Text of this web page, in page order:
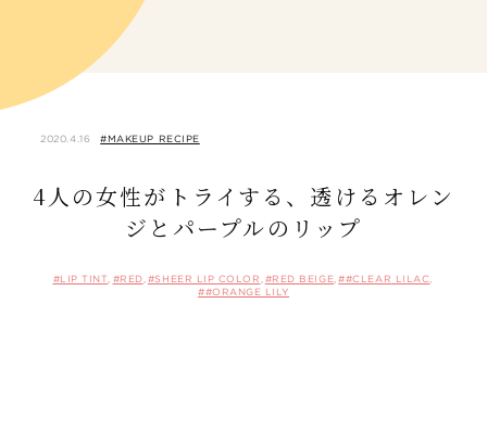
2020.4.16 #MAKEUP RECIPE
4人の女性がトライする、透けるオレン
ジとパープルのリップ
#LIP TINT #RED #SHEER LIP COLOR #RED BEIGE ##CLEAR LILAC
##ORANGE LILY